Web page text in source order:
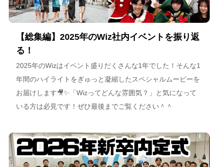
【総集編】2025年のWiz社内イベントを振り返
る！
2025年のWizはイベント盛りだくさんな1年でした！そんな1
年間のハイライトをぎゅっと凝縮したスペシャルムービーを
お届けします🎥✨「Wizってどんな雰囲気？」と気になって
いる方は必見です！ぜひ最後までご覧ください＾＾